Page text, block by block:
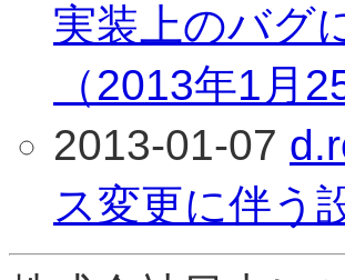
実装上のバグ
（2013年1月
2013-01-07
ス変更に伴う